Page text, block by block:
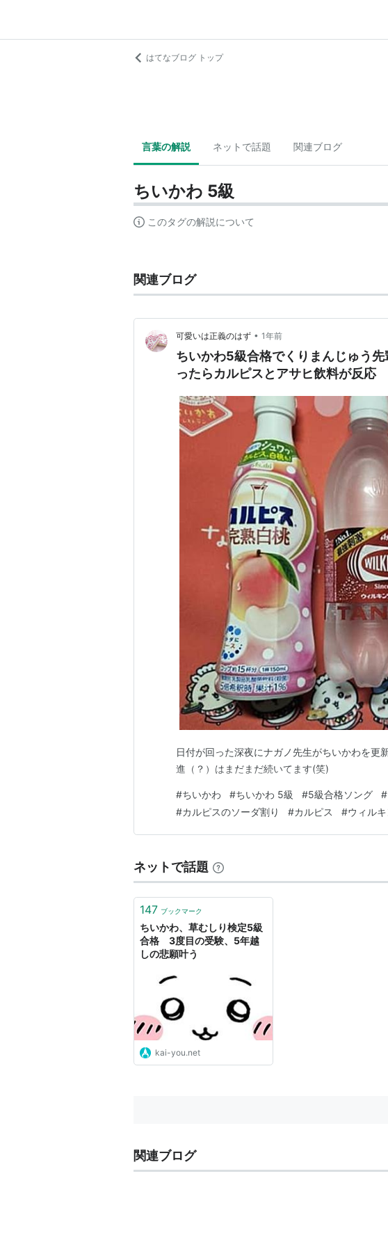
はてなブログ トップ
言葉の解説 ネットで話題 関連ブログ
ちいかわ 5級
このタグの解説について
関連ブログ
可愛いは正義のはず • 1年前
ちいかわ5級合格でくりまんじゅう
ったらカルピスとアサヒ飲料が反応
日付が回った深夜にナガノ先生がちいかわを更
進（？）はまだまだ続いてます(笑)
#ちいかわ #ちいかわ 5級 #5級合格ソング #
#カルピスのソーダ割り #カルピス #ウィル
ネットで話題
147 ブックマーク
ちいかわ、草むしり検定5級
合格 3度目の受験、5年越
しの悲願叶う
kai-you.net
関連ブログ